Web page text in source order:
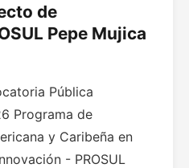
de
Pepe Mujica
Pública
Programa de
y Caribeña en
- PROSUL